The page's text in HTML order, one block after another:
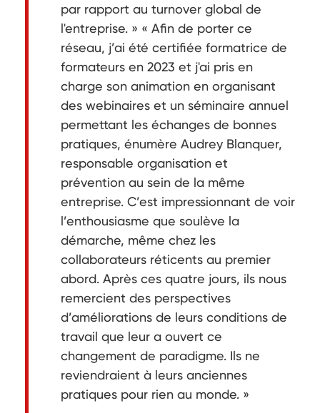
par rapport au turnover global de
l'entreprise. » « Afin de porter ce
réseau, j’ai été certifiée formatrice de
formateurs en 2023 et j'ai pris en
charge son animation en organisant
des webinaires et un séminaire annuel
permettant les échanges de bonnes
pratiques, énumère Audrey Blanquer,
responsable organisation et
prévention au sein de la même
entreprise. C’est impressionnant de voir
l’enthousiasme que soulève la
démarche, même chez les
collaborateurs réticents au premier
abord. Après ces quatre jours, ils nous
remercient des perspectives
d’améliorations de leurs conditions de
travail que leur a ouvert ce
changement de paradigme. Ils ne
reviendraient à leurs anciennes
pratiques pour rien au monde. »